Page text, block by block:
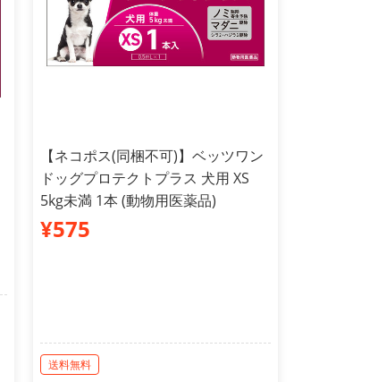
【ネコポス(同梱不可)】ベッツワン
ドッグプロテクトプラス 犬用 XS
5kg未満 1本 (動物用医薬品)
¥575
送料無料